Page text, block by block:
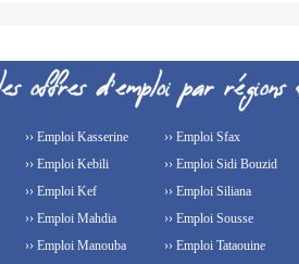
›› Emploi Kasserine
›› Emploi Kebili
›› Emploi Kef
›› Emploi Mahdia
›› Emploi Manouba
›› Emploi Sfax
›› Emploi Sidi Bouzid
›› Emploi Siliana
›› Emploi Sousse
›› Emploi Tataouine